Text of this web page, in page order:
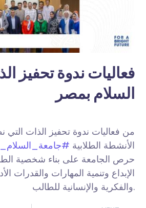
فعاليات ندوة تحفيز
السلام بمصر
من فعاليات ندوة تحفيز الذات التي
الأنشطة الطلابية
حرص الجامعة على بناء شخصية
الإبداع وتنمية المهارات والقدرات
والفكرية والإنسانية للطالب.